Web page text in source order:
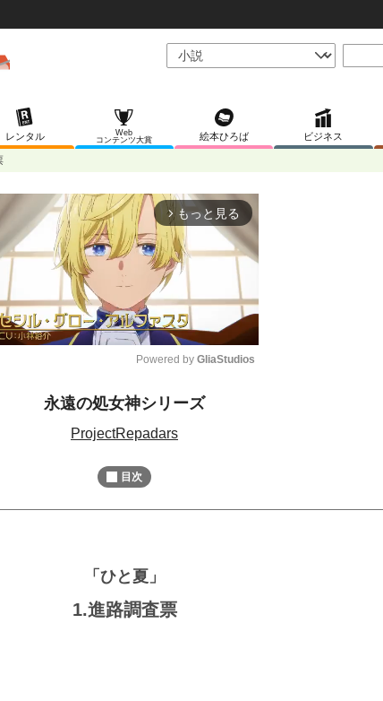
レンタル
Web
コンテンツ大賞
絵本ひろば ビジネス
arrow_forward_ios もっと見る
M
Powered by GliaStudios
永遠の処女神シリーズ
ProjectRepadars
目次
「ひと夏」
1.進路調査票